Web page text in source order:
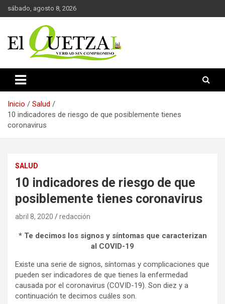
Saltar
al
sábado, agosto 8, 2026
El Quetzal de Cholula
Inicio
Salud
10 indicadores de riesgo de que posiblemente tienes
coronavirus
SALUD
10 indicadores de riesgo de que
posiblemente tienes coronavirus
abril 8, 2020 redacción
* Te decimos los signos y síntomas que caracterizan
al COVID-19
Existe una serie de signos, síntomas y complicaciones que
pueden ser indicadores de que tienes la enfermedad
causada por el coronavirus (COVID-19). Son diez y a
continuación te decimos cuáles son.